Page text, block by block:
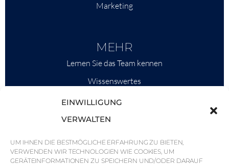
EINWILLIGUNG
VERWALTEN
UM IHNEN DIE BESTMÖGLICHE ERFAHRUNG ZU BIETEN,
VERWENDEN WIR TECHNOLOGIEN WIE COOKIES, UM
GERÄTEINFORMATIONEN ZU SPEICHERN UND/ODER DARAUF
Marketing
MEHR
Lernen Sie das Team kennen
Wissenswertes
Savills
Marktinformationen
Nachrichten & Veranstaltungen